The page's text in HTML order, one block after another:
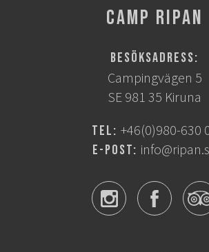
CAMP RIPAN
Besöksadress:
Campingvägen 5
SE 981 35 Kiruna
Tel: +46(0)980-630
E-post: